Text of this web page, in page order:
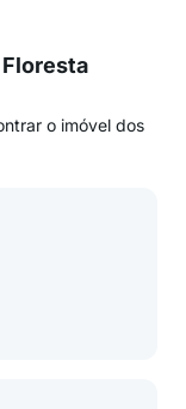
o imóvel dos